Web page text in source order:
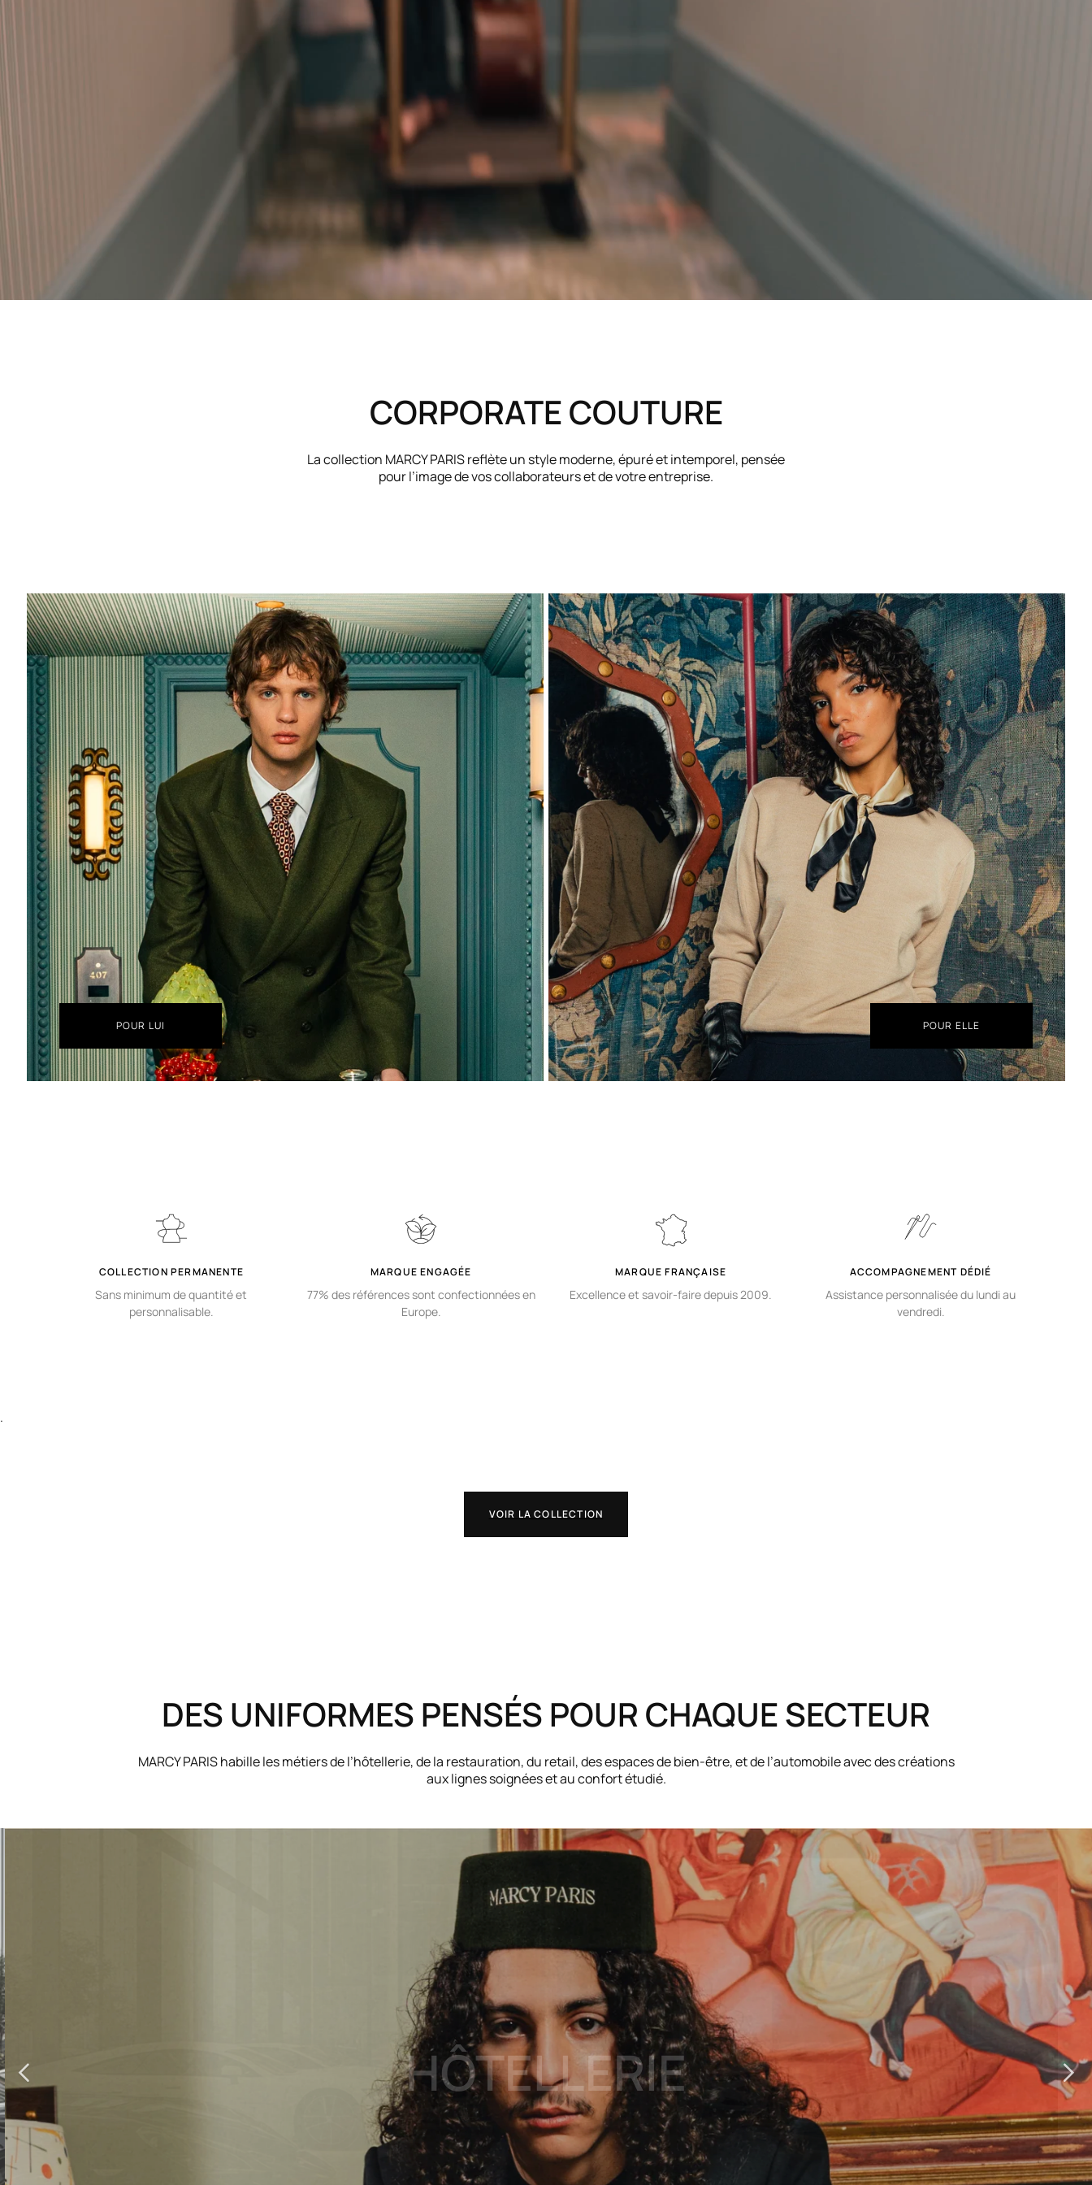
CORPORATE COUTURE
La collection MARCY PARIS reflète un style moderne, épuré et intemporel, pensée
pour l’image de vos collaborateurs et de votre entreprise.
POUR LUI POUR ELLE
COLLECTION PERMANENTE
Sans minimum de quantité et
personnalisable.
MARQUE ENGAGÉE
77% des références sont confectionnées en
Europe.
MARQUE FRANÇAISE
Excellence et savoir-faire depuis 2009.
ACCOMPAGNEMENT DÉDIÉ
Assistance personnalisée du lundi au
vendredi.
.
VOIR LA COLLECTION
DES UNIFORMES PENSÉS POUR CHAQUE SECTEUR
MARCY PARIS habille les métiers de l’hôtellerie, de la restauration, du retail, des espaces de bien-être, et de l’automobile avec des créations
aux lignes soignées et au confort étudié.
HÔTELLERIE